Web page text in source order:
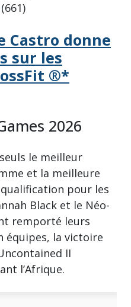
Castro donne
sur les
®*
2026
le meilleur
et la meilleure
pour les
Black et le Néo-
remporté leurs
équipes, la victoire
II
l’Afrique.